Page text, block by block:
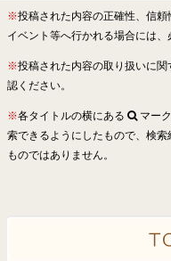
※投稿された内容の正確性、信
イベント等へ行かれる場合には、
※投稿された内容の取り扱いに
認ください。
※各タイトルの横にある
マー
索できるようにしたもので、検
ものではありません。